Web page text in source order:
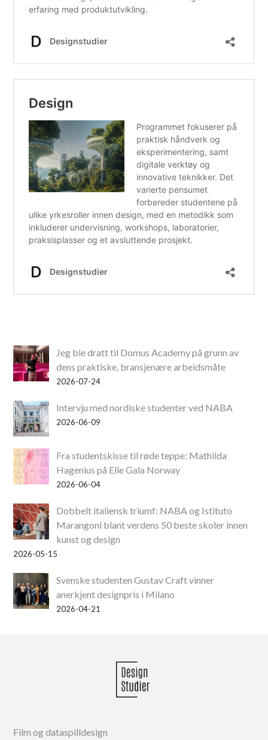
Jeg ble dratt til Domus Academy på grunn av
dens praktiske, bransjenære arbeidsmåte
2026-07-24
Intervju med nordiske studenter ved NABA
2026-06-09
Fra studentskisse til røde teppe: Mathilda
Hagenius på Elle Gala Norway
2026-06-04
Dobbelt italiensk triumf: NABA og Istituto
Marangoni blant verdens 50 beste skoler innen
kunst og design
2026-05-15
Svenske studenten Gustav Craft vinner
anerkjent designpris i Milano
2026-04-21
Film og dataspilldesign